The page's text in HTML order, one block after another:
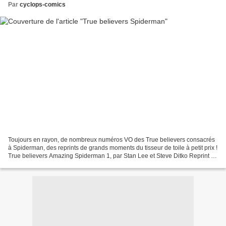
Par cyclops-comics
Toujours en rayon, de nombreux numéros VO des True believers consacrés
à Spiderman, des reprints de grands moments du tisseur de toile à petit prix !
True believers Amazing Spiderman 1, par Stan Lee et Steve Ditko Reprint de